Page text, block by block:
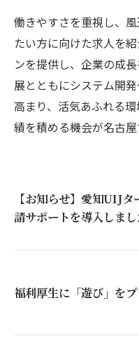
働きやすさを重視し、
たい方に向けた求人を
ンを提供し、企業の成
展とともにシステム開
高まり、活気あふれる
績を積める機会が名古屋
【お知らせ】愛知UIJ
請サポートを導入しま
福利厚生に「遊び」をプ